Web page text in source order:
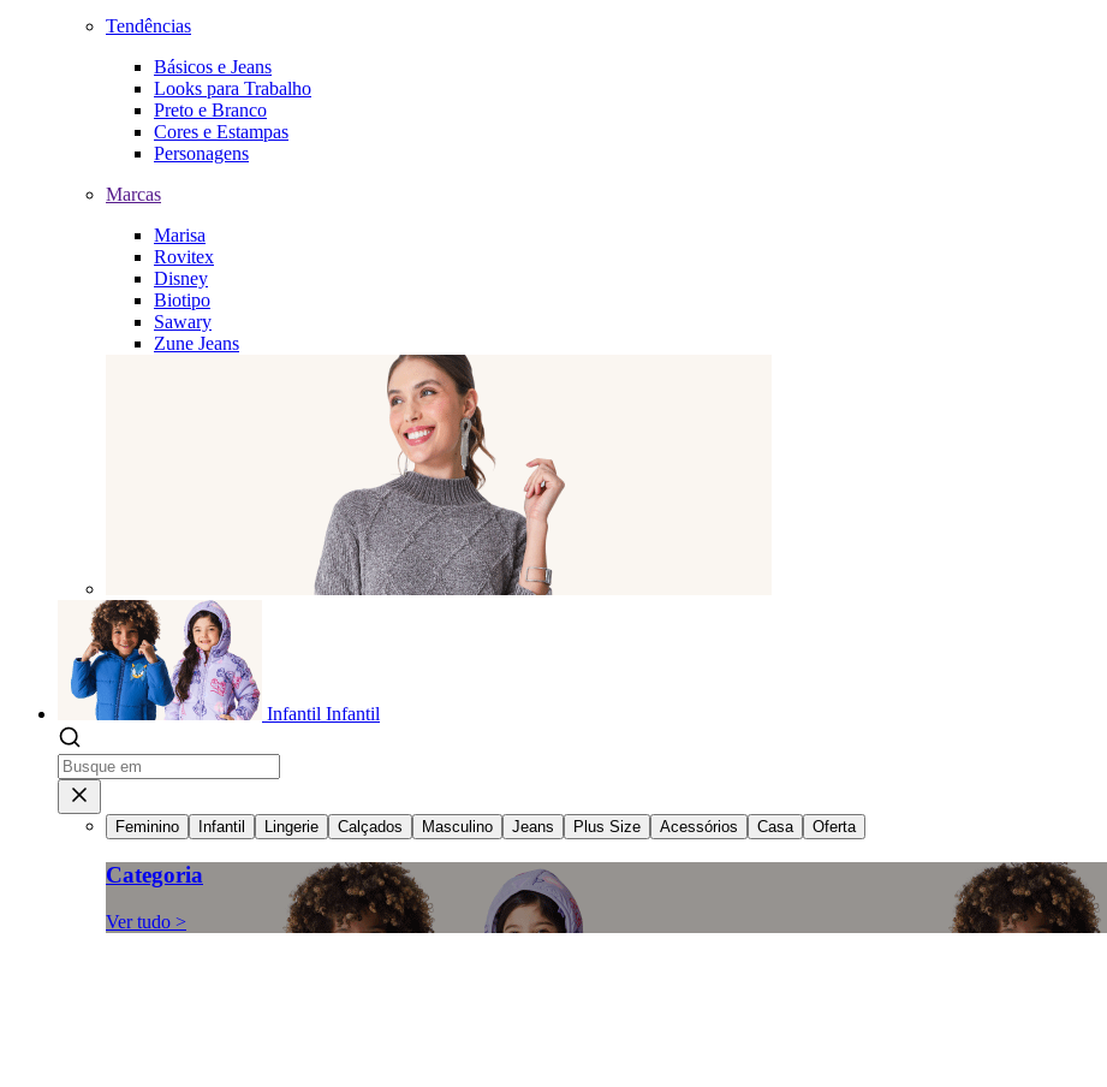
Tendências
Básicos e Jeans
Looks para Trabalho
Preto e Branco
Cores e Estampas
Personagens
Marcas
Marisa
Rovitex
Disney
Biotipo
Sawary
Zune Jeans
Infantil Infantil
Feminino Infantil Lingerie Calçados Masculino Jeans Plus Size Acessórios Casa Oferta
Categoria
Ver tudo >